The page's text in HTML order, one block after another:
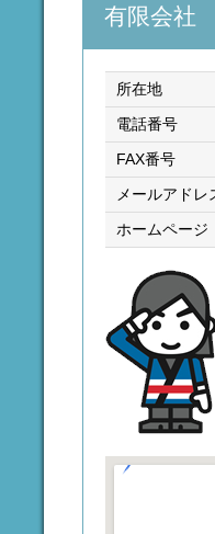
有限会社
所在地
電話番号
FAX番号
メールアドレ
ホームページ